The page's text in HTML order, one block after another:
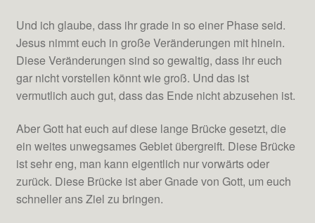
Und ich glaube, dass ihr grade in so einer Phase seid.
Jesus nimmt euch in große Veränderungen mit hinein.
Diese Veränderungen sind so gewaltig, dass ihr euch
gar nicht vorstellen könnt wie groß. Und das ist
vermutlich auch gut, dass das Ende nicht abzusehen ist.
Aber Gott hat euch auf diese lange Brücke gesetzt, die
ein weites unwegsames Gebiet übergreift. Diese Brücke
ist sehr eng, man kann eigentlich nur vorwärts oder
zurück. Diese Brücke ist aber Gnade von Gott, um euch
schneller ans Ziel zu bringen.